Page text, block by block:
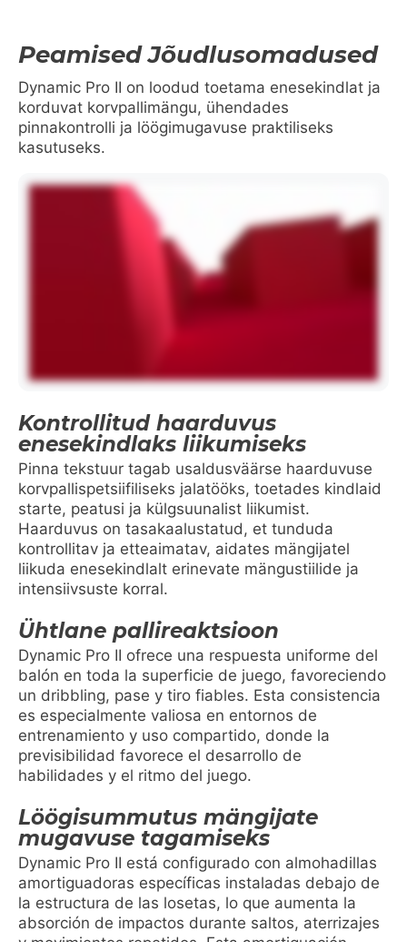
Peamised Jõudlusomadused
Dynamic Pro II on loodud toetama enesekindlat ja
korduvat korvpallimängu, ühendades
pinnakontrolli ja löögimugavuse praktiliseks
kasutuseks.
Kontrollitud haarduvus
enesekindlaks liikumiseks
Pinna tekstuur tagab usaldusväärse haarduvuse
korvpallispetsiifiliseks jalatööks, toetades kindlaid
starte, peatusi ja külgsuunalist liikumist.
Haarduvus on tasakaalustatud, et tunduda
kontrollitav ja etteaimatav, aidates mängijatel
liikuda enesekindlalt erinevate mängustiilide ja
intensiivsuste korral.
Ühtlane pallireaktsioon
Dynamic Pro II ofrece una respuesta uniforme del
balón en toda la superficie de juego, favoreciendo
un dribbling, pase y tiro fiables. Esta consistencia
es especialmente valiosa en entornos de
entrenamiento y uso compartido, donde la
previsibilidad favorece el desarrollo de
habilidades y el ritmo del juego.
Löögisummutus mängijate
mugavuse tagamiseks
Dynamic Pro II está configurado con almohadillas
amortiguadoras específicas instaladas debajo de
la estructura de las losetas, lo que aumenta la
absorción de impactos durante saltos, aterrizajes